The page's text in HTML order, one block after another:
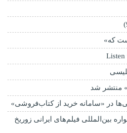
که»
منتشر شد
در «سامانه خرید از کتاب‌فروشی»
بین‌المللی فیلم‌های ایرانی زوریخ